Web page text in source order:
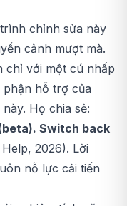
chỉnh sửa này
cảnh mượt mà.
chỉ với một cú nhấp
phận hỗ trợ của
Họ chia sẻ:
Switch back
2026). Lời
nỗ lực cải tiến